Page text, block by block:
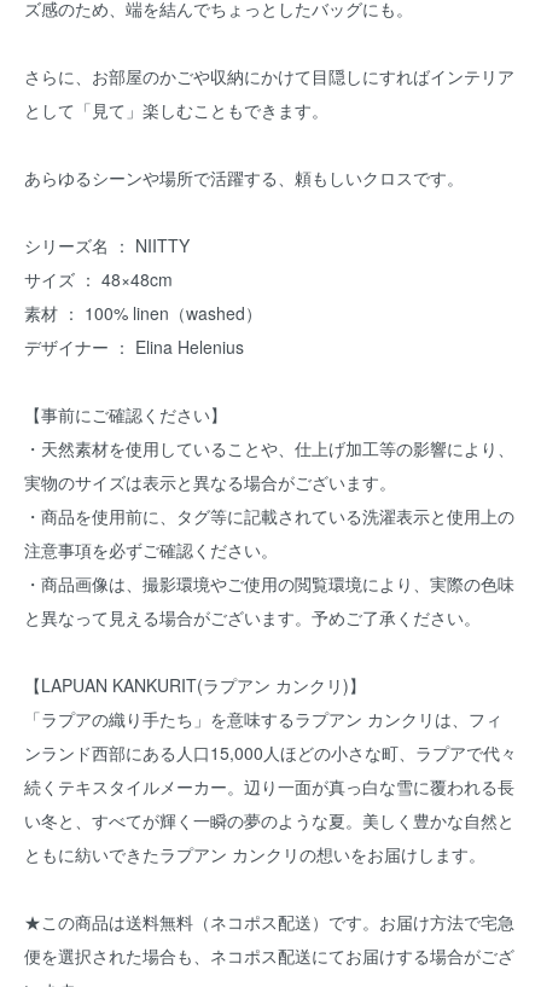
ズ感のため、端を結んでちょっとしたバッグにも。
さらに、お部屋のかごや収納にかけて目隠しにすればインテリア
として「見て」楽しむこともできます。
あらゆるシーンや場所で活躍する、頼もしいクロスです。
シリーズ名 ： NIITTY
サイズ ： 48×48cm
素材 ： 100% linen（washed）
デザイナー ： Elina Helenius
【事前にご確認ください】
・天然素材を使用していることや、仕上げ加工等の影響により、
実物のサイズは表示と異なる場合がございます。
・商品を使用前に、タグ等に記載されている洗濯表示と使用上の
注意事項を必ずご確認ください。
・商品画像は、撮影環境やご使用の閲覧環境により、実際の色味
と異なって見える場合がございます。予めご了承ください。
【LAPUAN KANKURIT(ラプアン カンクリ)】
「ラプアの織り手たち」を意味するラプアン カンクリは、フィ
ンランド西部にある人口15,000人ほどの小さな町、ラプアで代々
続くテキスタイルメーカー。辺り一面が真っ白な雪に覆われる長
い冬と、すべてが輝く一瞬の夢のような夏。美しく豊かな自然と
ともに紡いできたラプアン カンクリの想いをお届けします。
★この商品は送料無料（ネコポス配送）です。お届け方法で宅急
便を選択された場合も、ネコポス配送にてお届けする場合がござ